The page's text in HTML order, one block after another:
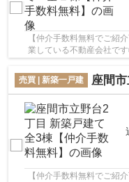
【仲介手数料無料でご紹
業している不動産会社で
売買 | 新築一戸建
座間市立野
【仲介手数料無料でご紹